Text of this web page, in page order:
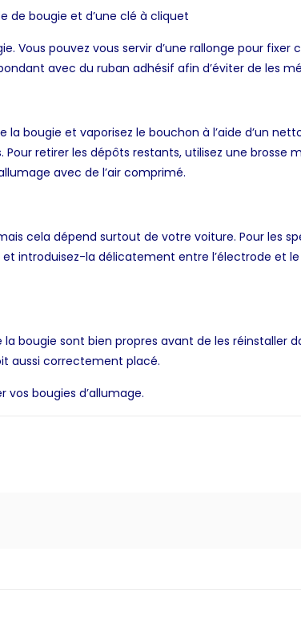
de bougie et d’une clé à cliquet
Vous pouvez vous servir d’une rallonge pour
avec du ruban adhésif afin d’éviter de les
bougie et vaporisez le bouchon à l’aide d’un
retirer les dépôts restants, utilisez une brosse
avec de l’air comprimé.
cela dépend surtout de votre voiture. Pour les
introduisez-la délicatement entre l’électrode et le
bougie sont bien propres avant de les réinstaller
aussi correctement placé.
bougies d’allumage.